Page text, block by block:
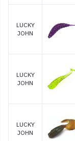
LUCKY
JOHN
LUCKY
JOHN
LUCKY
JOHN